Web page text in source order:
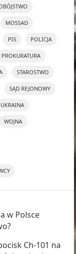
MOSSAD
PIS POLICJA
PROKURATURA
STAROSTWO
SĄD REJONOWY
UKRAINA
WOJNA
w Polsce
Ch-101 na